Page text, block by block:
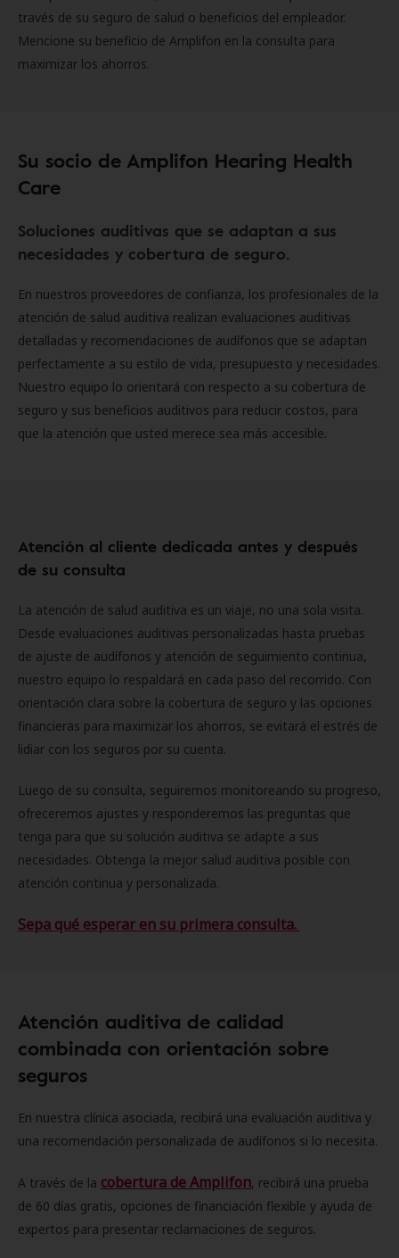
través de su seguro de salud o beneficios del empleador.
Mencione su beneficio de Amplifon en la consulta para
maximizar los ahorros.
Su socio de Amplifon Hearing Health
Care
Soluciones auditivas que se adaptan a sus
necesidades y cobertura de seguro.
En nuestros proveedores de confianza, los profesionales de la
atención de salud auditiva realizan evaluaciones auditivas
detalladas y recomendaciones de audífonos que se adaptan
perfectamente a su estilo de vida, presupuesto y necesidades.
Nuestro equipo lo orientará con respecto a su cobertura de
seguro y sus beneficios auditivos para reducir costos, para
que la atención que usted merece sea más accesible.
Atención al cliente dedicada antes y después
de su consulta
La atención de salud auditiva es un viaje, no una sola visita.
Desde evaluaciones auditivas personalizadas hasta pruebas
de ajuste de audífonos y atención de seguimiento continua,
nuestro equipo lo respaldará en cada paso del recorrido. Con
orientación clara sobre la cobertura de seguro y las opciones
financieras para maximizar los ahorros, se evitará el estrés de
lidiar con los seguros por su cuenta.
Luego de su consulta, seguiremos monitoreando su progreso,
ofreceremos ajustes y responderemos las preguntas que
tenga para que su solución auditiva se adapte a sus
necesidades. Obtenga la mejor salud auditiva posible con
atención continua y personalizada.
Sepa qué esperar en su primera consulta.
Atención auditiva de calidad
combinada con orientación sobre
seguros
En nuestra clínica asociada, recibirá una evaluación auditiva y
una recomendación personalizada de audífonos si lo necesita.
A través de la cobertura de Amplifon, recibirá una prueba
de 60 días gratis, opciones de financiación flexible y ayuda de
expertos para presentar reclamaciones de seguros.